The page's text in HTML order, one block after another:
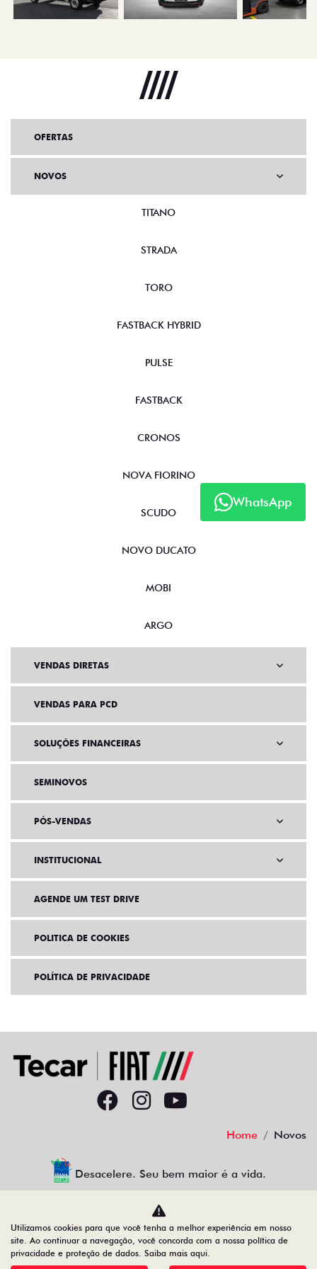
WhatsApp
OFERTAS
NOVOS
TITANO
STRADA
TORO
FASTBACK HYBRID
PULSE
FASTBACK
CRONOS
NOVA FIORINO
SCUDO
NOVO DUCATO
MOBI
ARGO
VENDAS DIRETAS
VENDAS PARA PCD
SOLUÇÕES FINANCEIRAS
SEMINOVOS
PÓS-VENDAS
INSTITUCIONAL
AGENDE UM TEST DRIVE
POLITICA DE COOKIES
POLÍTICA DE PRIVACIDADE
Home Novos
Desacelere. Seu bem maior é a vida.
37.832.037/0001-96
Utilizamos cookies para que você tenha a melhor experiência em nosso
site. Ao continuar a navegação, você concorda com a nossa política de
privacidade e proteção de dados. Saiba mais aqui.